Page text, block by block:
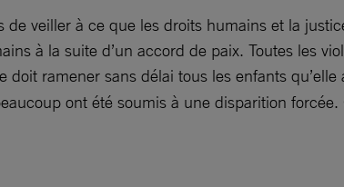
de veiller à ce que les droits humains et la
à la suite d’un accord de paix. Toutes les
ramener sans délai tous les enfants qu’elle
ont été soumis à une disparition